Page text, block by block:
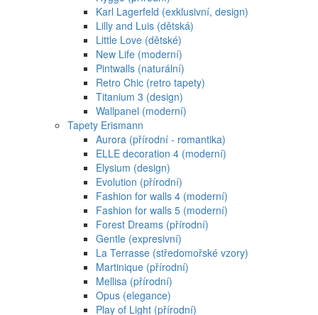
Karl Lagerfeld (exklusivní, design)
Lilly and Luis (dětská)
Little Love (dětské)
New Life (moderní)
Pintwalls (naturální)
Retro Chic (retro tapety)
Titanium 3 (design)
Wallpanel (moderní)
Tapety Erismann
Aurora (přírodní - romantika)
ELLE decoration 4 (moderní)
Elysium (design)
Evolution (přírodní)
Fashion for walls 4 (moderní)
Fashion for walls 5 (moderní)
Forest Dreams (přírodní)
Gentle (expresivní)
La Terrasse (středomořské vzory)
Martinique (přírodní)
Mellisa (přírodní)
Opus (elegance)
Play of Light (přírodní)